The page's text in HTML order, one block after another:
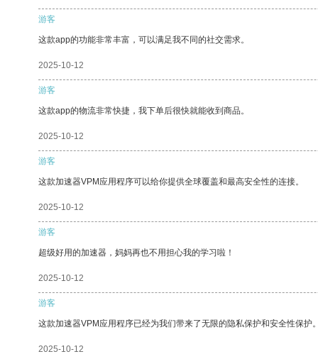
游客
这款app的功能非常丰富，可以满足我不同的社交需求。
2025-10-12
游客
这款app的物流非常快捷，我下单后很快就能收到商品。
2025-10-12
游客
这款加速器VPM应用程序可以给你提供全球覆盖和最高安全性的连接。
2025-10-12
游客
超级好用的加速器，妈妈再也不用担心我的学习啦！
2025-10-12
游客
这款加速器VPM应用程序已经为我们带来了无限的隐私保护和安全性保护
2025-10-12